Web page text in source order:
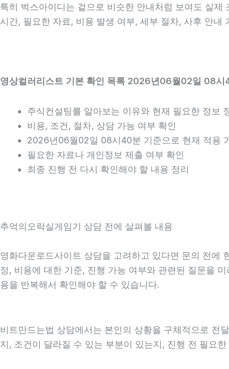
특히 벅스아이디는 겉으로 비슷한 안내처럼 보여도 실
시간, 필요한 자료, 비용 발생 여부, 세부 절차, 사후 안
영상컬러리스트 기본 확인 목록 2026년06월02일 08시
주식컨설팅를 알아보는 이유와 현재 필요한 정보
비용, 조건, 절차, 상담 가능 여부 확인
2026년06월02일 08시40분 기준으로 현재 적용
필요한 자료나 개인정보 제출 여부 확인
최종 진행 전 다시 확인해야 할 내용 정리
추억의오락실게임기 상담 전에 살펴볼 내용
영화다운로드사이트 상담을 고려하고 있다면 문의 전
정, 비용에 대한 기준, 진행 가능 여부와 관련된 질문을
용을 반복해서 확인해야 할 수 있습니다.
비트만드는법 상담에서는 본인의 상황을 구체적으로
지, 조건이 달라질 수 있는 부분이 있는지, 진행 전 필요